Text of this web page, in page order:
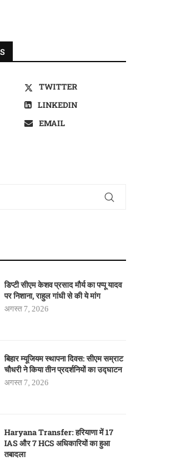
TWITTER
LINKEDIN
EMAIL
डिप्टी सीएम केशव प्रसाद मौर्य का पप्पू यादव
पर निशाना, राहुल गांधी से की ये मांग
अगस्त 7, 2026
बिहार म्यूजियम स्थापना दिवस: सीएम सम्राट
चौधरी ने किया तीन प्रदर्शनियों का उद्घाटन
अगस्त 7, 2026
Haryana Transfer: हरियाणा में 17
IAS और 7 HCS अधिकारियों का हुआ
तबादला